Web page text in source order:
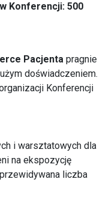
Konferencji: 500
Pacjenta pragnie
doświadczeniem.
Konferencji
i warsztatowych dla
na ekspozycję
liczba